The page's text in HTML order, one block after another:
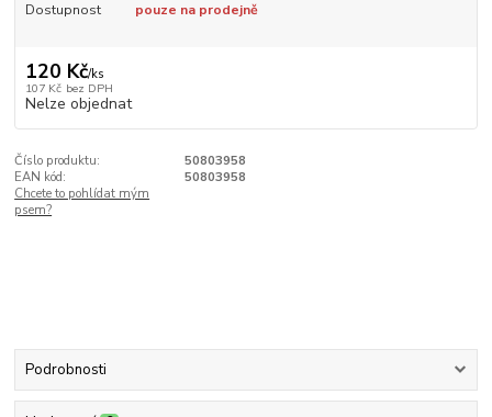
Dostupnost pouze na prodejně
120 Kč/ks
107 Kč bez DPH
Nelze objednat
Číslo produktu:
50803958
EAN kód:
50803958
Chcete to pohlídat mým
psem?
Podrobnosti